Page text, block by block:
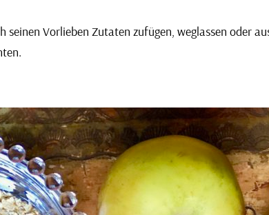
Vorlieben Zutaten zufügen, weglassen oder